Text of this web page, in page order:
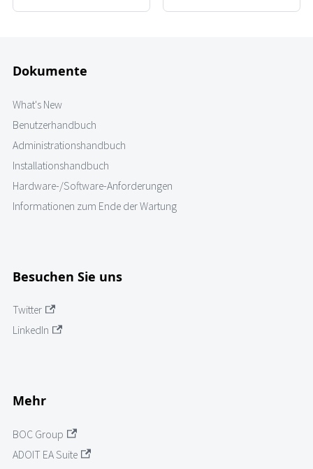
Dokumente
What's New
Benutzerhandbuch
Administrationshandbuch
Installationshandbuch
Hardware-/Software-Anforderungen
Informationen zum Ende der Wartung
Besuchen Sie uns
Twitter
LinkedIn
Mehr
BOC Group
ADOIT EA Suite